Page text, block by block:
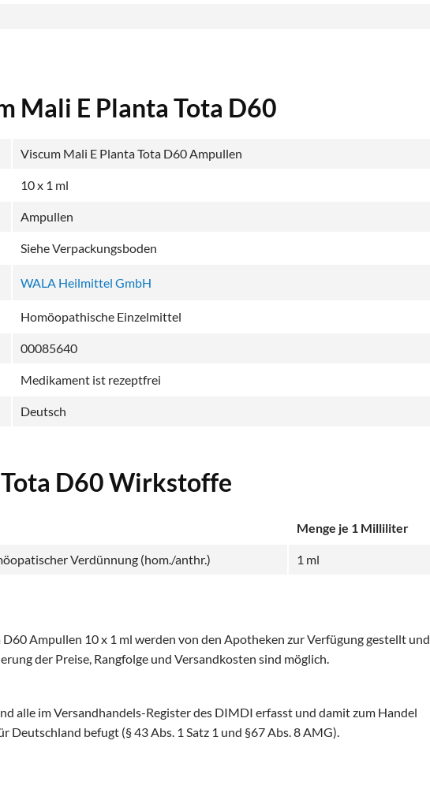
Mali E Planta Tota D60
Viscum Mali E Planta Tota D60 Ampullen
10 x 1 ml
Ampullen
Siehe Verpackungsboden
WALA Heilmittel GmbH
Homöopathische Einzelmittel
00085640
Medikament ist rezeptfrei
Deutsch
D60 Wirkstoffe
Menge je 1 Milliliter
Verdünnung (hom./anthr.) 1 ml
Ampullen 10 x 1 ml werden von den Apotheken zur Verfügung gestellt und
der Preise, Rangfolge und Versandkosten sind möglich.
alle im Versandhandels-Register des DIMDI erfasst und damit zum Handel
befugt (§ 43 Abs. 1 Satz 1 und §67 Abs. 8 AMG).